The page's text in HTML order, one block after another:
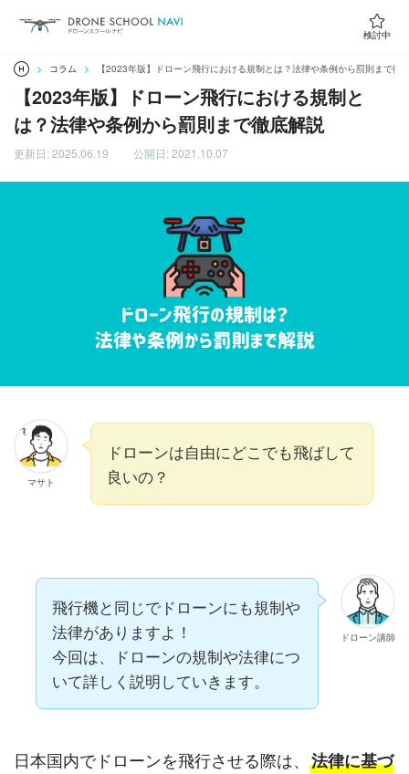
検討中
コラム 【2023年版】ドローン飛行における規制とは？法律や条例から罰則まで徹
【2023年版】ドローン飛行における規制と
は？法律や条例から罰則まで徹底解説
更新日: 2025.06.19 公開日: 2021.10.07
マサト
ドローンは自由にどこでも飛ばして
良いの？
ドローン講師
飛行機と同じでドローンにも規制や
法律がありますよ！
今回は、ドローンの規制や法律につ
いて詳しく説明していきます。
日本国内でドローンを飛行させる際は、 法律に基づ